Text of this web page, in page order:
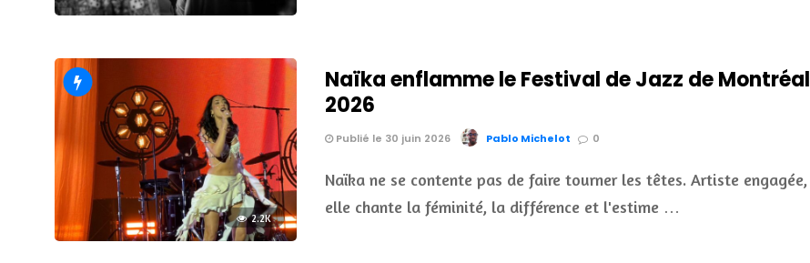
2.2K
Naïka enflamme le Festival de Jazz de Montréal
2026
Publié le 30 juin 2026 Pablo Michelot 0
Naïka ne se contente pas de faire tourner les têtes. Artiste engagée,
elle chante la féminité, la différence et l'estime …